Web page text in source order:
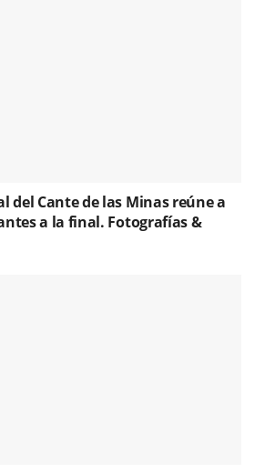
del Cante de las Minas reúne a
a la final. Fotografías &